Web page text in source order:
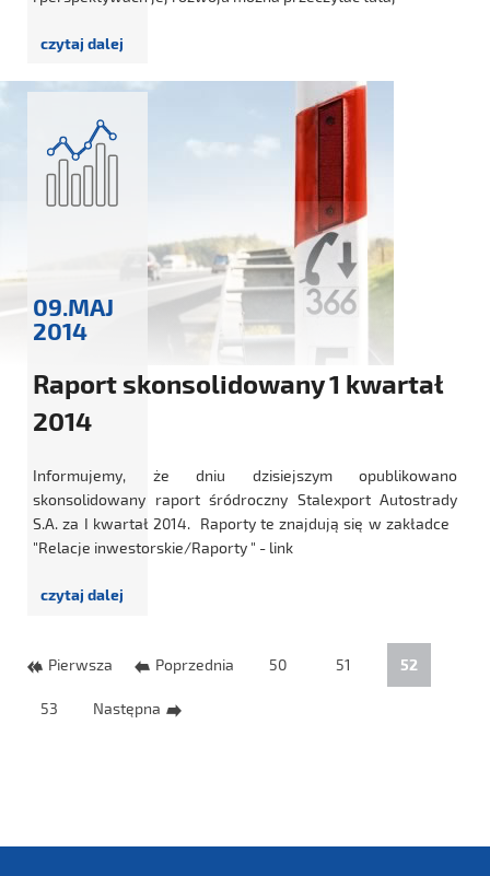
09.MAJ
2014
Raport skonsolidowany 1 kwartał
2014
Informujemy, że dniu dzisiejszym opublikowano
skonsolidowany raport śródroczny Stalexport Autostrady
S.A. za I kwartał 2014. Raporty te znajdują się w zakładce
"Relacje inwestorskie/Raporty " - link
Pierwsza Poprzednia 50 51 52
53 Następna